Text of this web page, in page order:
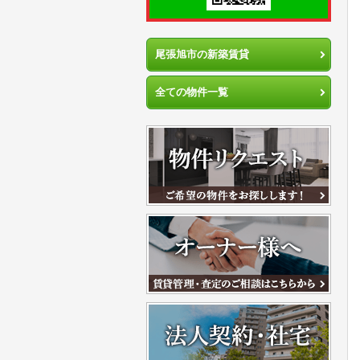
尾張旭市の新築賃貸
全ての物件一覧